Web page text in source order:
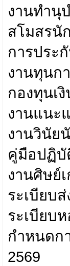
งานทำนุ
สโมสรนั
การประ
งานทุนก
กองทุนเ
งานแนะ
งานวินัย
คู่มือปฏิบั
งานศิษย์เ
ระเบียบ
ระเบียบ
กำหนดก
2569